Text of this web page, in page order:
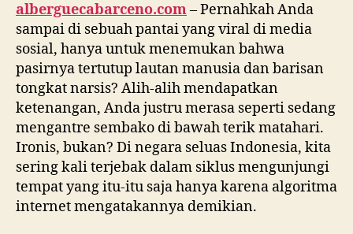
alberguecabarceno.com– Pernahkah Anda
sampai di sebuah pantai yang viral di media
sosial, hanya untuk menemukan bahwa
pasirnya tertutup lautan manusia dan barisan
tongkat narsis? Alih-alih mendapatkan
ketenangan, Anda justru merasa seperti sedang
mengantre sembako di bawah terik matahari.
Ironis, bukan? Di negara seluas Indonesia, kita
sering kali terjebak dalam siklus mengunjungi
tempat yang itu-itu saja hanya karena algoritma
internet mengatakannya demikian.